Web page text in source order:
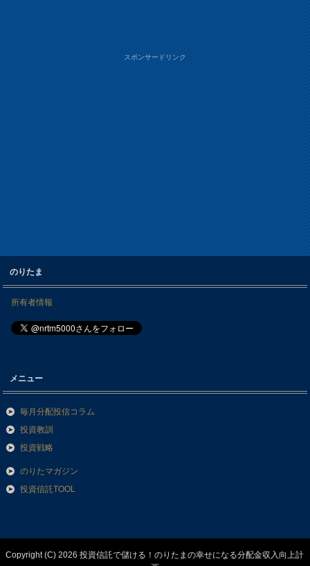
スポンサードリンク
のりたま
所有者情報
メニュー
毎月分配投信コラム
投資教訓
投資戦略
のりたマガジン
投資信託TOOL
Copyright (C) 2026 投資信託で儲ける！のりたまの幸せになる分配金収入向上計